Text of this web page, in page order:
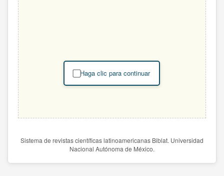
Haga clic para continuar
Sistema de revistas científicas latinoamericanas Biblat. Universidad
Nacional Autónoma de México.